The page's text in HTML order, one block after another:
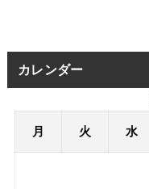
カレンダー
月 火 水